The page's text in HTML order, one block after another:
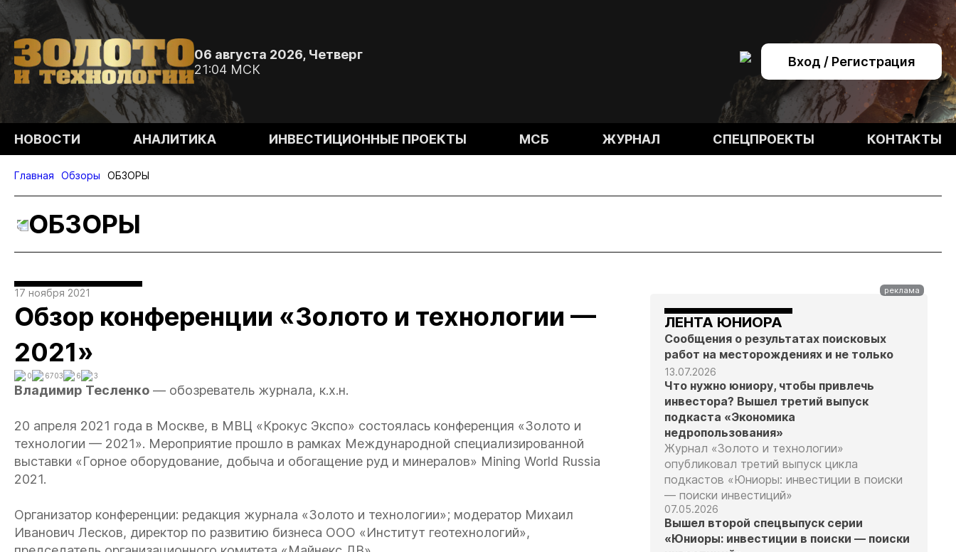
06 августа 2026, Четверг
21:04 МСК
Вход / Регистрация
НОВОСТИ АНАЛИТИКА ИНВЕСТИЦИОННЫЕ ПРОЕКТЫ МСБ ЖУРНАЛ СПЕЦПРОЕКТЫ КОНТАКТЫ
Главная Обзоры ОБЗОРЫ
ОБЗОРЫ
17 ноября 2021
Обзор конференции «Золото и технологии —
2021»
0 6703 6 3
Владимир Тесленко — обозреватель журнала, к.х.н.
20 апреля 2021 года в Москве, в МВЦ «Крокус Экспо» состоялась конференция «Золото и
технологии — 2021». Мероприятие прошло в рамках Международной специализированной
выставки «Горное оборудование, добыча и обогащение руд и минералов» Mining World Russia
2021.
Организатор конференции: редакция журнала «Золото и технологии»; модератор Михаил
Иванович Лесков, директор по развитию бизнеса ООО «Институт геотехнологий»,
ЛЕНТА ЮНИОРА
Сообщения о результатах поисковых
работ на месторождениях и не только
13.07.2026
Что нужно юниору, чтобы привлечь
инвестора? Вышел третий выпуск
подкаста «Экономика
недропользования»
Журнал «Золото и технологии»
опубликовал третий выпуск цикла
подкастов «Юниоры: инвестиции в поиски
— поиски инвестиций»
07.05.2026
Вышел второй спецвыпуск серии
«Юниоры: инвестиции в поиски — поиски